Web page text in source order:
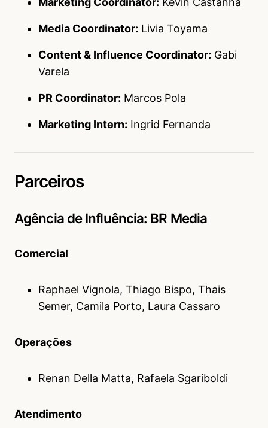
Media Coordinator: Livia Toyama
Content & Influence Coordinator: Gabi
Varela
PR Coordinator: Marcos Pola
Marketing Intern: Ingrid Fernanda
Parceiros
Agência de Influência: BR Media
Comercial
Raphael Vignola, Thiago Bispo, Thais
Semer, Camila Porto, Laura Cassaro
Operações
Renan Della Matta, Rafaela Sgariboldi
Atendimento